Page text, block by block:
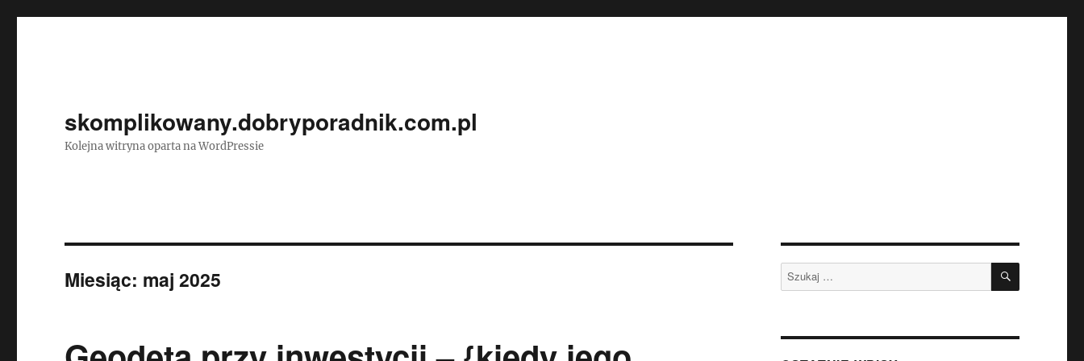
skomplikowany.dobryporadnik.com.pl
Kolejna witryna oparta na WordPressie
Miesiąc: maj 2025 Szukaj: SZUKAJ